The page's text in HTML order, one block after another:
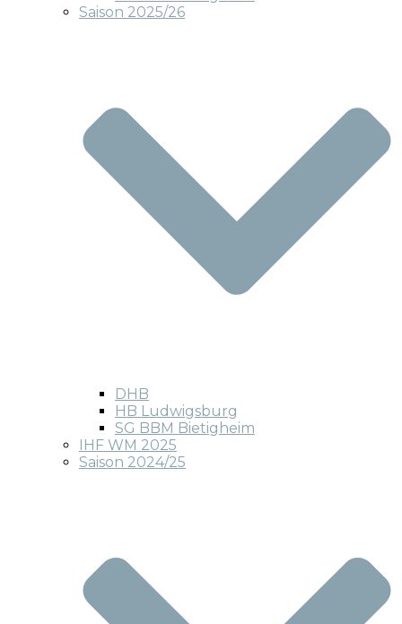
Saison 2025/26
DHB
HB Ludwigsburg
SG BBM Bietigheim
IHF WM 2025
Saison 2024/25